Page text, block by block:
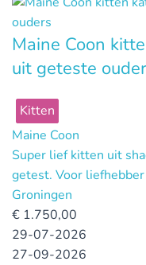
Maine Coon
uit geteste
Kitten
Maine Coon
Super lief kitten uit
getest. Voor
Groningen
€ 1.750,00
29-07-2026
27-09-2026